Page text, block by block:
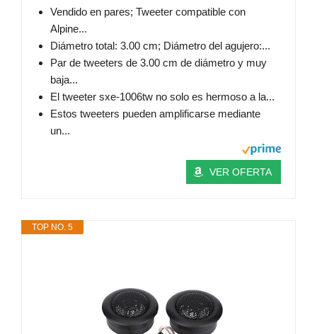
Vendido en pares; Tweeter compatible con
Alpine...
Diámetro total: 3.00 cm; Diámetro del agujero:...
Par de tweeters de 3.00 cm de diámetro y muy
baja...
El tweeter sxe-1006tw no solo es hermoso a la...
Estos tweeters pueden amplificarse mediante
un...
VER OFERTA
TOP NO. 5